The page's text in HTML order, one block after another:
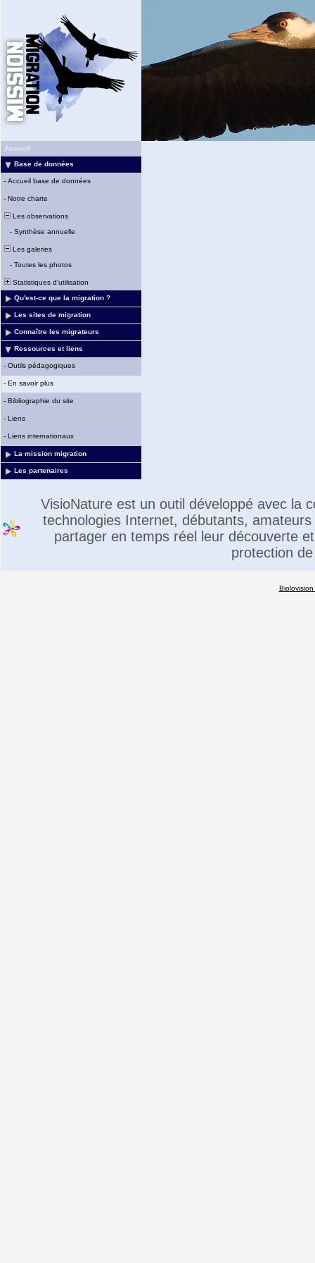
Accueil
Base de données
- Accueil base de données
- Notre charte
Les observations
- Synthèse annuelle
Les galeries
- Toutes les photos
Statistiques d'utilisation
Qu'est-ce que la migration ?
Les sites de migration
Connaître les migrateurs
Ressources et liens
- Outils pédagogiques
- En savoir plus
- Bibliographie du site
- Liens
- Liens internationaux
La mission migration
Les partenaires
VisioNature est un outil développé avec la
technologies Internet, débutants,
partager en temps réel leur découverte
protection
Biolovision